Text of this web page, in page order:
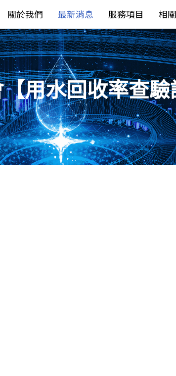
關於我們 最新消息 服務項目 相
用水回收率查